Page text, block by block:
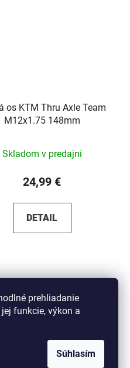
prehliadanie
funkcie, výkon a
Súhlasím
os KTM Thru Axle Team
M12x1.75 148mm
Skladom v predajni
24,99 €
DETAIL